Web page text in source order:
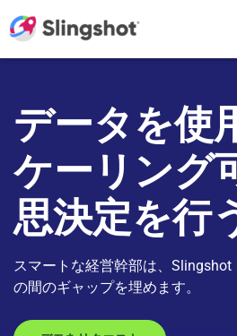
データを使
ケーリング
思決定を行
スマートな経営幹部は、
の間のギャップを埋めます。